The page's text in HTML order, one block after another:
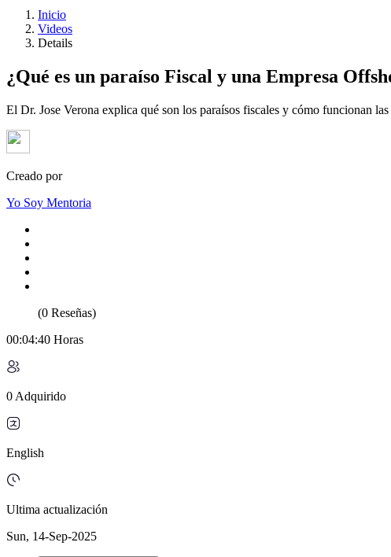
Inicio
Videos
Details
¿Qué es un paraíso Fiscal y una Empresa
El Dr. Jose Verona explica qué son los paraísos fiscales y cómo funcionan las
Creado por
Yo Soy Mentoria
(0 Reseñas)
00:04:40 Horas
0 Adquirido
English
Ultima actualización
Sun, 14-Sep-2025